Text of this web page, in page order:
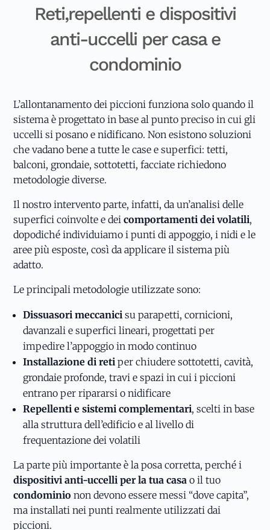
Reti,repellenti e dispositivi
anti-uccelli per casa e
condominio
L’allontanamento dei piccioni funziona solo quando il
sistema è progettato in base al punto preciso in cui gli
uccelli si posano e nidificano. Non esistono soluzioni
che vadano bene a tutte le case e superfici: tetti,
balconi, grondaie, sottotetti, facciate richiedono
metodologie diverse.
Il nostro intervento parte, infatti, da un’analisi delle
superfici coinvolte e deicomportamenti dei volatili,
dopodiché individuiamo i punti di appoggio, i nidi e le
aree più esposte, così da applicare il sistema più
adatto.
Le principali metodologie utilizzate sono:
Dissuasori meccanici su parapetti, cornicioni,
davanzali e superfici lineari, progettati per
impedire l’appoggio in modo continuo
Installazione di reti per chiudere sottotetti, cavità,
grondaie profonde, travi e spazi in cui i piccioni
entrano per ripararsi o nidificare
Repellenti e sistemi complementari, scelti in base
alla struttura dell’edificio e al livello di
frequentazione dei volatili
La parte più importante è la posa corretta, perché i
dispositivi anti-uccelli per la tua casa o il tuo
condominio non devono essere messi “dove capita”,
ma installati nei punti realmente utilizzati dai
piccioni.